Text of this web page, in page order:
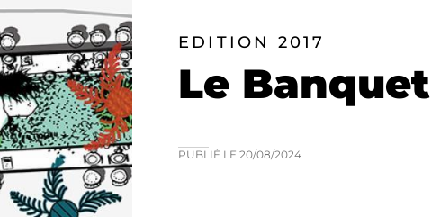
EDITION 2017
Le Banquet
PUBLIÉ LE 20/08/2024